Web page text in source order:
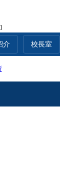
介 校長室